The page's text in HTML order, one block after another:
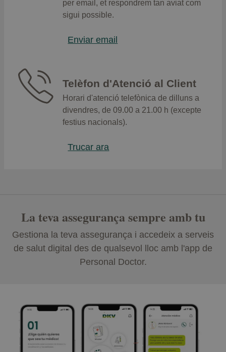
per email, et respondrem tan aviat com
sigui possible.
Enviar email
Telèfon d'Atenció al Client
Horari d'atenció telefònica de dilluns a
divendres, de 09.00 a 21.00 h (excepte
festius nacionals).
Trucar ara
La teva assegurança sempre amb tu
Gestiona la teva assegurança i accedeix a serveis
de salut digital des de qualsevol lloc amb l'app de
Personal Doctor.